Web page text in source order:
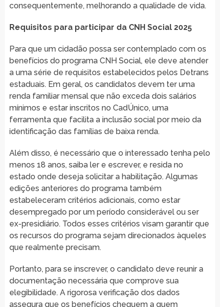
consequentemente, melhorando a qualidade de vida.
Requisitos para participar da CNH Social 2025
Para que um cidadão possa ser contemplado com os
benefícios do programa CNH Social, ele deve atender
a uma série de requisitos estabelecidos pelos Detrans
estaduais. Em geral, os candidatos devem ter uma
renda familiar mensal que não exceda dois salários
mínimos e estar inscritos no CadÚnico, uma
ferramenta que facilita a inclusão social por meio da
identificação das famílias de baixa renda.
Além disso, é necessário que o interessado tenha pelo
menos 18 anos, saiba ler e escrever, e resida no
estado onde deseja solicitar a habilitação. Algumas
edições anteriores do programa também
estabeleceram critérios adicionais, como estar
desempregado por um período considerável ou ser
ex-presidiário. Todos esses critérios visam garantir que
os recursos do programa sejam direcionados àqueles
que realmente precisam.
Portanto, para se inscrever, o candidato deve reunir a
documentação necessária que comprove sua
elegibilidade. A rigorosa verificação dos dados
assegura que os benefícios cheguem a quem